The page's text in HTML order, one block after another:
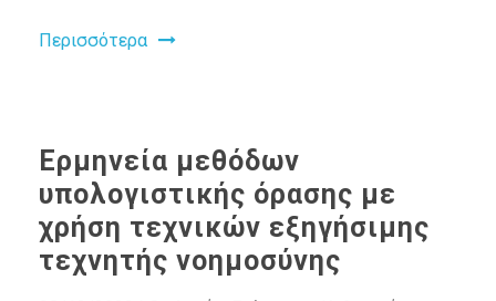
Περισσότερα
Ερμηνεία μεθόδων
υπολογιστικής όρασης με
χρήση τεχνικών εξηγήσιμης
τεχνητής νοημοσύνης